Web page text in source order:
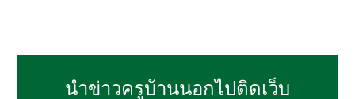
นำข่าวครูบ้านนอกไปติดเว็บ